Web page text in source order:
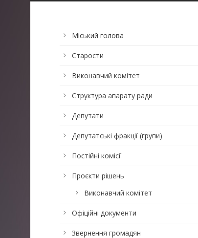
Міський голова
Старости
Виконавчий комітет
Структура апарату ради
Депутати
Депутатські фракції (групи)
Постійні комісії
Проєкти рішень
Виконавчий комітет
Офіційні документи
Звернення громадян